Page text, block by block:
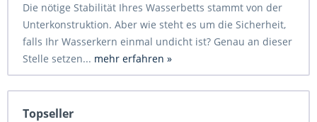
Die nötige Stabilität Ihres Wasserbetts stammt von der
Unterkonstruktion. Aber wie steht es um die Sicherheit,
falls Ihr Wasserkern einmal undicht ist? Genau an dieser
Stelle setzen... mehr erfahren »
Topseller